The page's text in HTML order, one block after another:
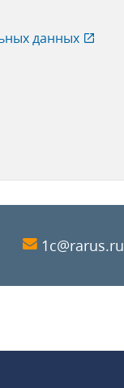
данных
1c@rarus.ru